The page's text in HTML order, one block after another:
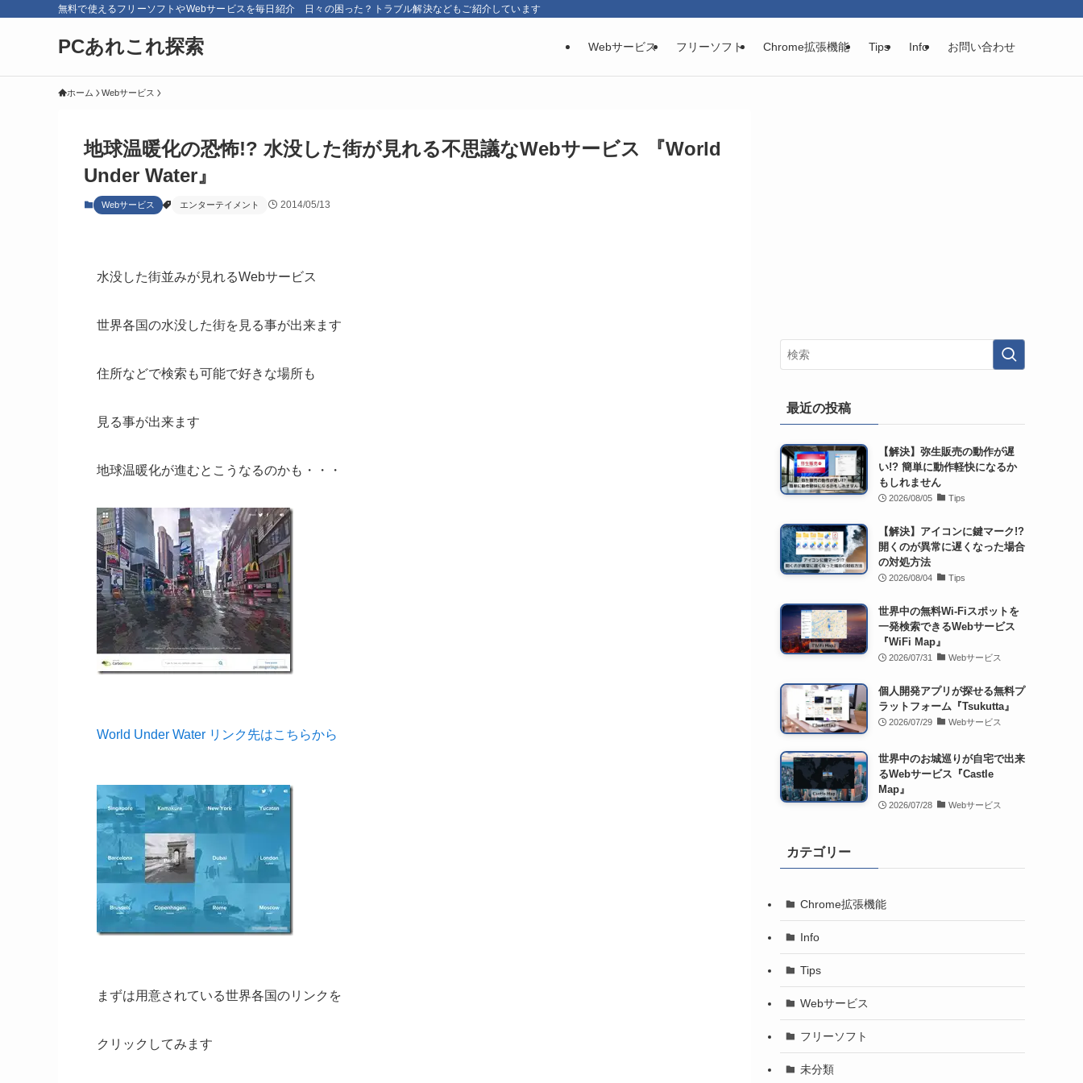
無料で使えるフリーソフトやWebサービスを毎日紹介 日々の困った？トラブル解決などもご紹介しています
PCあれこれ探索 Webサービス フリーソフト Chrome拡張機能 Tips Info お問い合わせ
ホーム Webサービス
地球温暖化の恐怖!? 水没した街が見れる不思議なWebサービス 『World
Under Water』
Webサービス エンターテイメント 2014/05/13
水没した街並みが見れるWebサービス
世界各国の水没した街を見る事が出来ます
住所などで検索も可能で好きな場所も
見る事が出来ます
地球温暖化が進むとこうなるのかも・・・
World Under Water リンク先はこちらから
まずは用意されている世界各国のリンクを
クリックしてみます
最近の投稿
【解決】弥生販売の動作が遅
い!? 簡単に動作軽快になるか
もしれません
2026/08/05 Tips
【解決】アイコンに鍵マーク!?
開くのが異常に遅くなった場合
の対処方法
2026/08/04 Tips
世界中の無料Wi-Fiスポットを
一発検索できるWebサービス
『WiFi Map』
2026/07/31 Webサービス
個人開発アプリが探せる無料プ
ラットフォーム『Tsukutta』
2026/07/29 Webサービス
世界中のお城巡りが自宅で出来
るWebサービス『Castle
Map』
2026/07/28 Webサービス
カテゴリー
Chrome拡張機能
Info
Tips
Webサービス
フリーソフト
未分類